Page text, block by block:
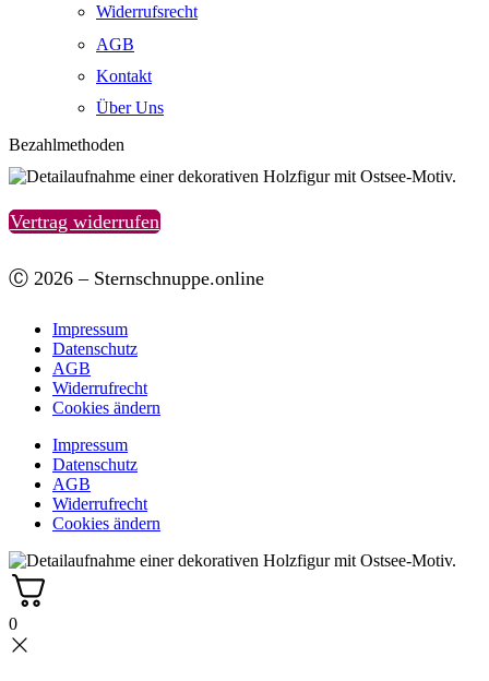
Widerrufsrecht
AGB
Kontakt
Über Uns
Bezahlmethoden
Vertrag widerrufen
Ⓒ 2026 – Sternschnuppe.online
Impressum
Datenschutz
AGB
Widerrufrecht
Cookies ändern
Impressum
Datenschutz
AGB
Widerrufrecht
Cookies ändern
0